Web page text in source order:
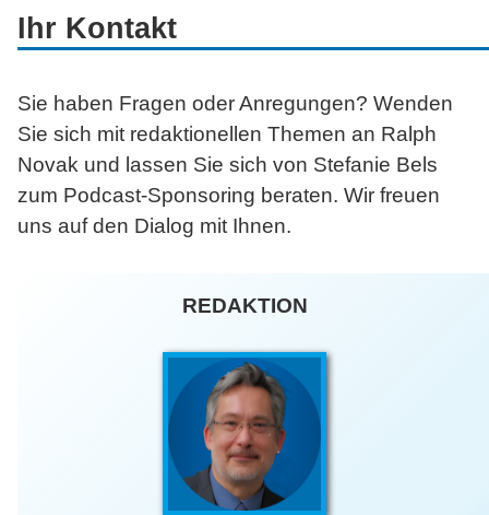
Ihr Kontakt
Sie haben Fragen oder Anregungen? Wenden
Sie sich mit redaktionellen Themen an Ralph
Novak und lassen Sie sich von Stefanie Bels
zum Podcast-Sponsoring beraten. Wir freuen
uns auf den Dialog mit Ihnen.
REDAKTION